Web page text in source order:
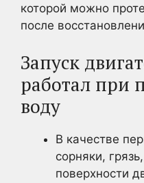
которой можно
после
Запуск
работал при
воду
В качестве
сорняки,
поверхности